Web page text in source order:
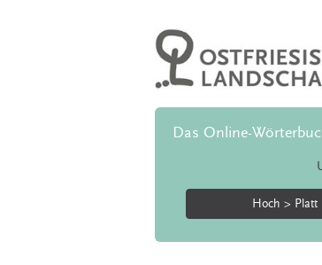
Das Online-
Hoch > Platt